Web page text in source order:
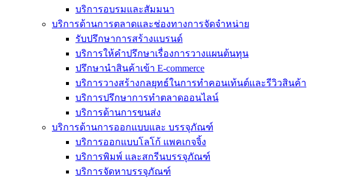
บริการอบรมและสัมมนา
บริการด้านการตลาดและช่องทางการจัดจำหน่าย
รับปรึกษาการสร้างแบรนด์
บริการให้คำปรึกษาเรื่องการวางแผนต้นทุน
ปรึกษานำสินค้าเข้า E-commerce
บริการวางสร้างกลยุทธ์ในการทำคอนเท้นต์และรีวิวสินค้า
บริการปรึกษาการทำตลาดออนไลน์
บริการด้านการขนส่ง
บริการด้านการออกแบบและ บรรจุภัณฑ์
บริการออกแบบโลโก้ แพคเกจจิ้ง
บริการพิมพ์ และสกรีนบรรจุภัณฑ์
บริการจัดหาบรรจุภัณฑ์